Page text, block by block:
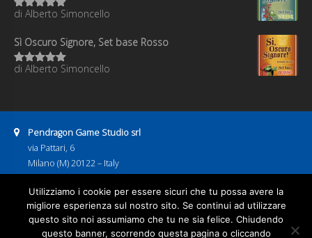
Valutato5
di Alberto Simoncello
Sì Oscuro Signore, Set base Rosso
Valutato5
di Alberto Simoncello
Pendragon Game Studio srl
via Pattari, 6
Milano (M) 20122 – Italy
Business hours:
9:00–13:00
14:00–18:00
Email address:
pendragongamestudio@gmail.com
Utilizziamo i cookie per essere sicuri che tu possa avere la
migliore esperienza sul nostro sito. Se continui ad utilizzare
questo sito noi assumiamo che tu ne sia felice. Chiudendo
questo banner, scorrendo questa pagina o cliccando